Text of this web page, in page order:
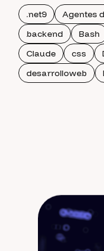
.net9 Agentes
backend
Bash
Claude
css
desarrolloweb